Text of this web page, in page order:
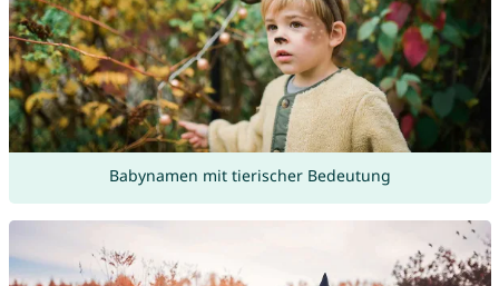
Babynamen mit tierischer Bedeutung